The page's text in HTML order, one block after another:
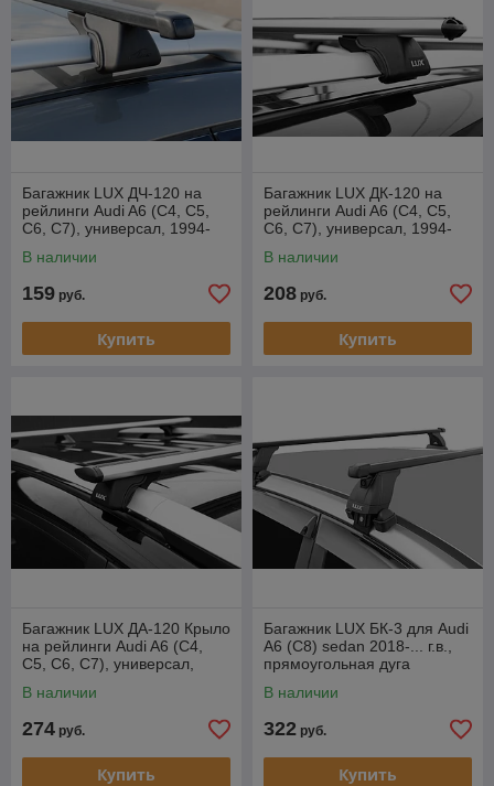
Багажник LUX ДЧ-120 на
рейлинги Audi A6 (С4, С5,
С6, С7), универсал, 1994-
В наличии
159 руб.
Купить
Багажник LUX ДК-120 на
рейлинги Audi A6 (С4, С5,
С6, С7), универсал, 1994-
В наличии
208 руб.
Купить
Багажник LUX ДА-120 Крыло
на рейлинги Audi A6 (С4,
С5, С6, С7), универсал,
В наличии
274 руб.
Купить
Багажник LUX БК-3 для Audi
A6 (С8) sedan 2018-... г.в.,
прямоугольная дуга
В наличии
322 руб.
Купить